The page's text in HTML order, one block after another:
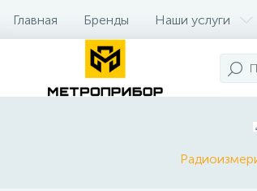
Главная Бренды Наши услуги